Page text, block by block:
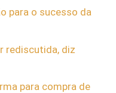
para o sucesso da
rediscutida, diz
para compra de